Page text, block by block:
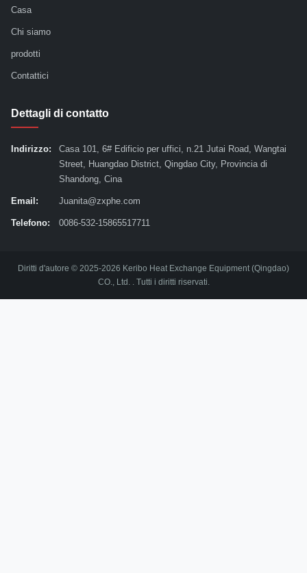
Casa
Chi siamo
prodotti
Contattici
Dettagli di contatto
Indirizzo:
Casa 101, 6# Edificio per uffici, n.21 Jutai Road, Wangtai
Street, Huangdao District, Qingdao City, Provincia di
Shandong, Cina
Email: Juanita@zxphe.com
Telefono: 0086-532-15865517711
Diritti d'autore © 2025-2026 Keribo Heat Exchange Equipment (Qingdao)
CO., Ltd. . Tutti i diritti riservati.